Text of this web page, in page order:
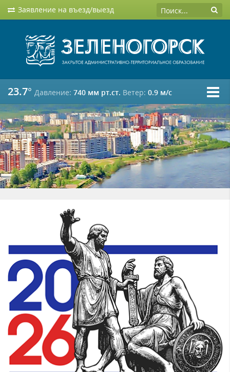
Заявление на въезд/выезд
23.7° Давление: 740 мм рт.ст. Ветер: 0.9 м/c